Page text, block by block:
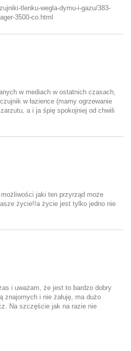
tlenku-wegla-dymu-i-gazu/383-
3500-co.html
w mediach w ostatnich czasach,
w łazience (mamy ogrzewanie
a i ja śpię spokojniej od chwili
możliwości jaki ten przyrząd może
życie!!a życie jest tylko jedno nie
i uważam, że jest to bardzo dobry
znajomych i nie żałuję, ma dużo
Na szczęście jak na razie nie